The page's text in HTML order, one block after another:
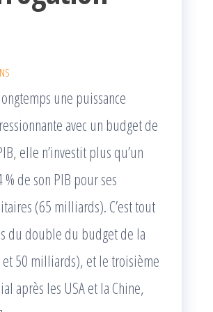
une puissance
avec un budget de
elle n’investit plus qu’un
de son PIB pour ses
(65 milliards). C’est tout
du double du budget de la
et 50 milliards), et le troisième
après les USA et la Chine,